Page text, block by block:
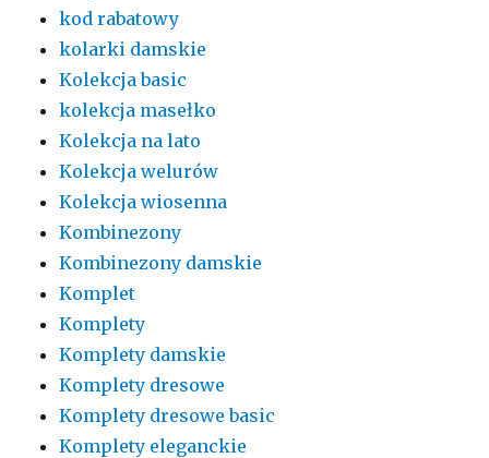
kod rabatowy
kolarki damskie
Kolekcja basic
kolekcja masełko
Kolekcja na lato
Kolekcja welurów
Kolekcja wiosenna
Kombinezony
Kombinezony damskie
Komplet
Komplety
Komplety damskie
Komplety dresowe
Komplety dresowe basic
Komplety eleganckie